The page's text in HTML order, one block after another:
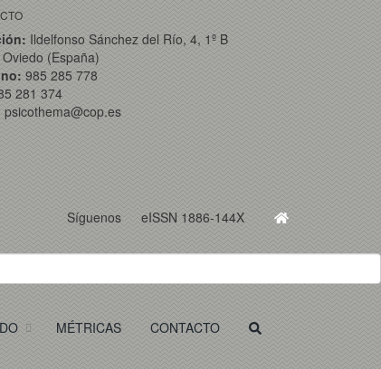
Ildelfonso Sánchez del Río, 4, 1º B
(España)
985 285 778
281 374
psicothema@cop.es
Síguenos eISSN 1886-144X
MÉTRICAS CONTACTO